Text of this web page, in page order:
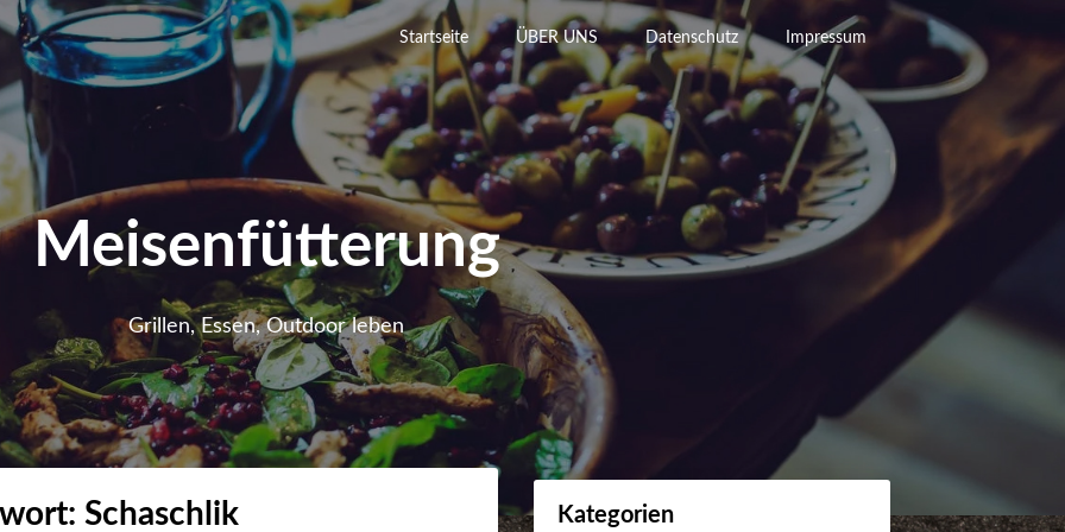
Startseite ÜBER UNS Datenschutz Impressum
Meisenfütterung
Grillen, Essen, Outdoor leben
Schaschlik Kategorien